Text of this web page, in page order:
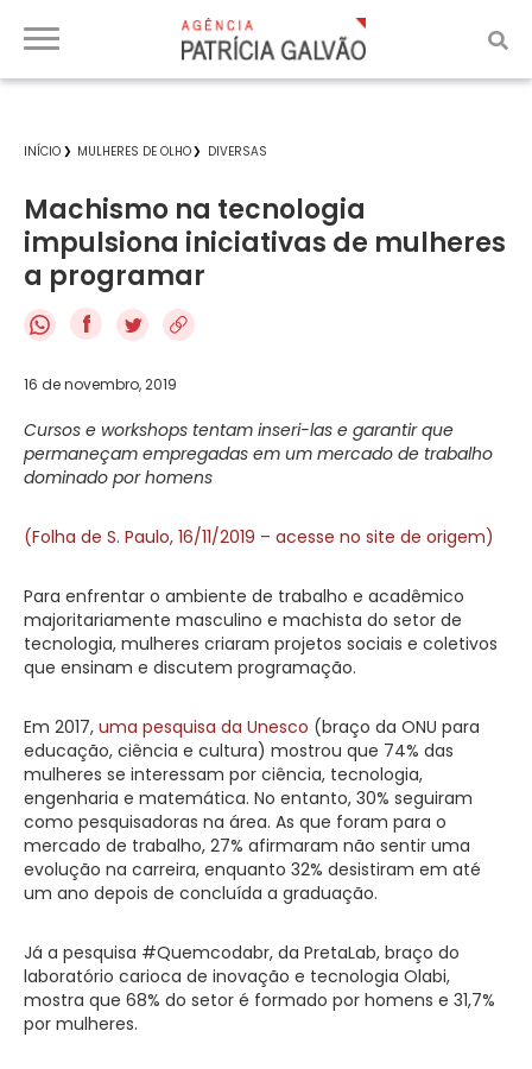
INÍCIO MULHERES DE OLHO DIVERSAS
Machismo na tecnologia
impulsiona iniciativas de mulheres
a programar
f
16 de novembro, 2019
Cursos e workshops tentam inseri-las e garantir que
permaneçam empregadas em um mercado de trabalho
dominado por homens
(Folha de S. Paulo, 16/11/2019 – acesse no site de origem)
Para enfrentar o ambiente de trabalho e acadêmico
majoritariamente masculino e machista do setor de
tecnologia, mulheres criaram projetos sociais e coletivos
que ensinam e discutem programação.
Em 2017, uma pesquisa da Unesco (braço da ONU para
educação, ciência e cultura) mostrou que 74% das
mulheres se interessam por ciência, tecnologia,
engenharia e matemática. No entanto, 30% seguiram
como pesquisadoras na área. As que foram para o
mercado de trabalho, 27% afirmaram não sentir uma
evolução na carreira, enquanto 32% desistiram em até
um ano depois de concluída a graduação.
Já a pesquisa #Quemcodabr, da PretaLab, braço do
laboratório carioca de inovação e tecnologia Olabi,
mostra que 68% do setor é formado por homens e 31,7%
por mulheres.